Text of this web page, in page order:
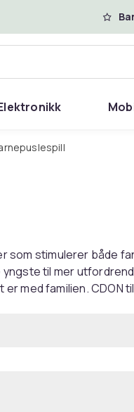
som stimulerer både
til mer
med familien. CDON